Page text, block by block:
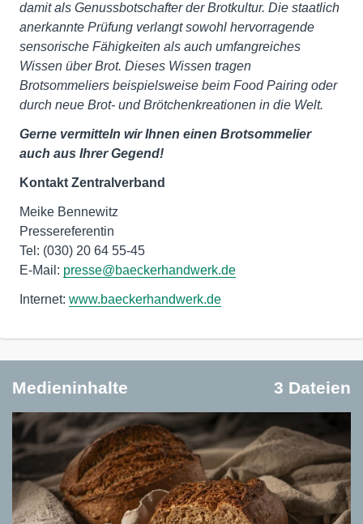
damit als Genussbotschafter der Brotkultur. Die staatlich
anerkannte Prüfung verlangt sowohl hervorragende
sensorische Fähigkeiten als auch umfangreiches
Wissen über Brot. Dieses Wissen tragen
Brotsommeliers beispielsweise beim Food Pairing oder
durch neue Brot- und Brötchenkreationen in die Welt.
Gerne vermitteln wir Ihnen einen Brotsommelier
auch aus Ihrer Gegend!
Kontakt Zentralverband
Meike Bennewitz
Pressereferentin
Tel: (030) 20 64 55-45
E-Mail: presse@baeckerhandwerk.de
Internet: www.baeckerhandwerk.de
Medieninhalte 3 Dateien